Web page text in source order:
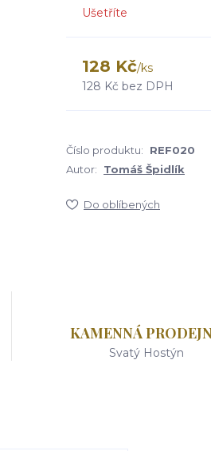
Ušetříte
128 Kč/ks
128 Kč bez DPH
Číslo produktu: REF020
Autor:
Tomáš Špidlík
Do oblíbených
KAMENNÁ
Svatý Hostýn